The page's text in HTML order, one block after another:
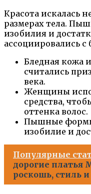
Красота искалась
размерах тела.
изобилия и
ассоциировались
Бледная кожа
считались
века.
Женщины
средства,
оттенка волос.
Пышные формы
изобилие и
Популярные
дорогие платья
роскошь, стиль